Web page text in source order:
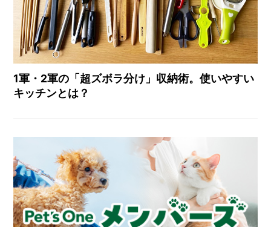
1軍・2軍の「超ズボラ分け」収納術。使いやすい
キッチンとは？